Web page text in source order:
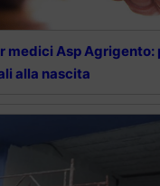
medici Asp Agrigento:
alla nascita